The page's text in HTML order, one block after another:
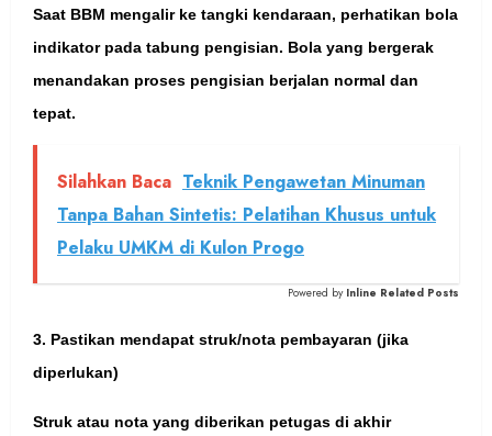
Saat BBM mengalir ke tangki kendaraan, perhatikan bola
indikator pada tabung pengisian. Bola yang bergerak
menandakan proses pengisian berjalan normal dan
tepat.
Silahkan Baca Teknik Pengawetan Minuman
Tanpa Bahan Sintetis: Pelatihan Khusus untuk
Pelaku UMKM di Kulon Progo
Powered by Inline Related Posts
3. Pastikan mendapat struk/nota pembayaran (jika
diperlukan)
Struk atau nota yang diberikan petugas di akhir